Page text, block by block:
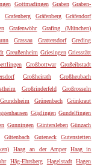
Gottmadingen Graben Graben-
Grafenberg Gräfenberg
Gräfendorf
Grafenwöhr
Grafing (München)
Grassau Grattersdorf
Greding
Greußenheim Griesingen Griesstätt
Großbottwar
Großeibstadt
Großheirath
Großheubach
Großrinderfeld
Großrosseln
Grundsheim Grünenbach
Grünkraut
Güglingen Gundelfingen
Gunningen Güntersleben Günzach
Gütenbach Guteneck
Gutenstetten
Haag an der Amper
Haag in
Häg-Ehrsberg Hagelstadt
Hagen